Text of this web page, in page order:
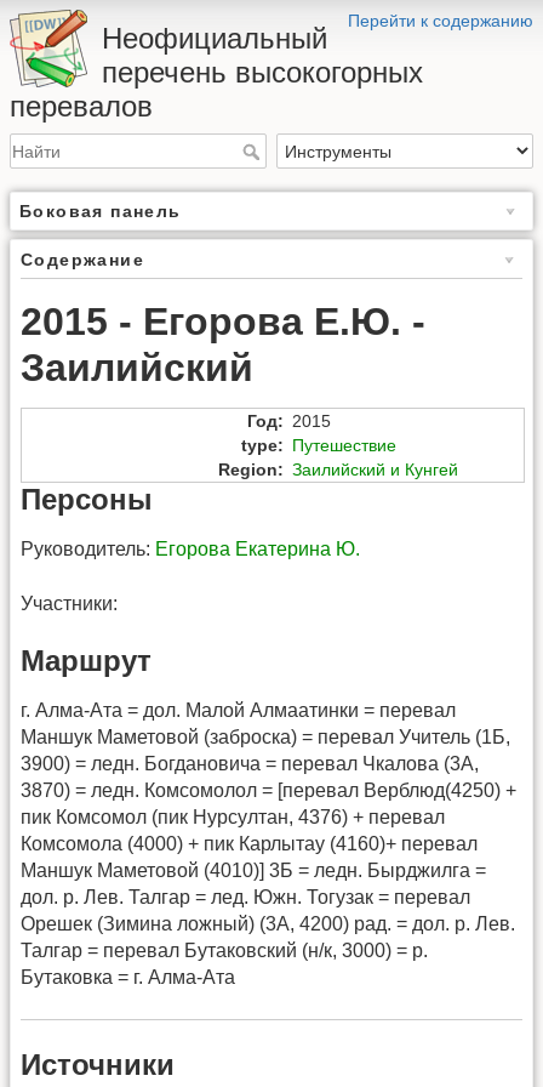
Перейти к содержанию
Неофициальный
перечень высокогорных
перевалов
Боковая панель
Содержание
2015 - Егорова Е.Ю. -
Заилийский
Год: 2015
type: Путешествие
Region: Заилийский и Кунгей
Персоны
Руководитель: Егорова Екатерина Ю.
Участники:
Маршрут
г. Алма-Ата = дол. Малой Алмаатинки = перевал
Маншук Маметовой (заброска) = перевал Учитель (1Б,
3900) = ледн. Богдановича = перевал Чкалова (3А,
3870) = ледн. Комсомолол = [перевал Верблюд(4250) +
пик Комсомол (пик Нурсултан, 4376) + перевал
Комсомола (4000) + пик Карлытау (4160)+ перевал
Маншук Маметовой (4010)] 3Б = ледн. Бырджилга =
дол. р. Лев. Талгар = лед. Южн. Тогузак = перевал
Орешек (Зимина ложный) (3А, 4200) рад. = дол. р. Лев.
Талгар = перевал Бутаковский (н/к, 3000) = р.
Бутаковка = г. Алма-Ата
Источники